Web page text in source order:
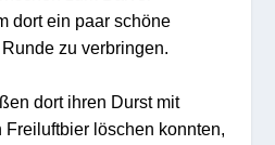
dort ein paar schöne
zu verbringen.
dort ihren Durst mit
löschen konnten,